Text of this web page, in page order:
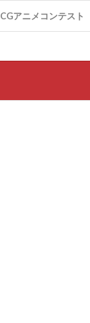
CGアニメコンテスト